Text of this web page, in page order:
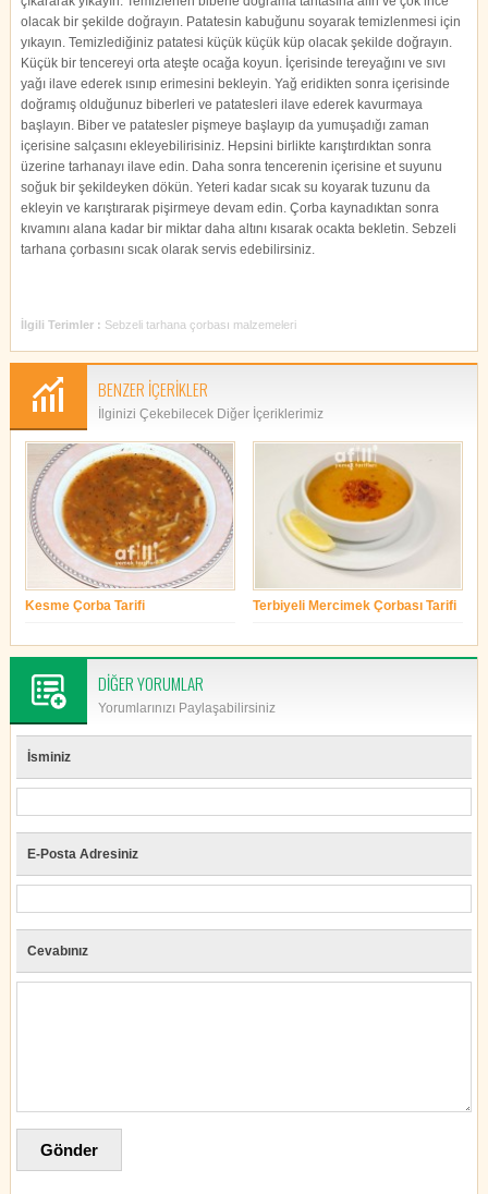
olacak bir şekilde doğrayın. Patatesin kabuğunu soyarak temizlenmesi için
yıkayın. Temizlediğiniz patatesi küçük küçük küp olacak şekilde doğrayın.
Küçük bir tencereyi orta ateşte ocağa koyun. İçerisinde tereyağını ve sıvı
yağı ilave ederek ısınıp erimesini bekleyin. Yağ eridikten sonra içerisinde
doğramış olduğunuz biberleri ve patatesleri ilave ederek kavurmaya
başlayın. Biber ve patatesler pişmeye başlayıp da yumuşadığı zaman
içerisine salçasını ekleyebilirisiniz. Hepsini birlikte karıştırdıktan sonra
üzerine tarhanayı ilave edin. Daha sonra tencerenin içerisine et suyunu
soğuk bir şekildeyken dökün. Yeteri kadar sıcak su koyarak tuzunu da
ekleyin ve karıştırarak pişirmeye devam edin. Çorba kaynadıktan sonra
kıvamını alana kadar bir miktar daha altını kısarak ocakta bekletin. Sebzeli
tarhana çorbasını sıcak olarak servis edebilirsiniz.
İlgili Terimler : Sebzeli tarhana çorbası malzemeleri
BENZER İÇERİKLER
İlginizi Çekebilecek Diğer İçeriklerimiz
Kesme Çorba Tarifi
Terbiyeli Mercimek Çorbası Tarifi
DİĞER YORUMLAR
Yorumlarınızı Paylaşabilirsiniz
İsminiz
E-Posta Adresiniz
Cevabınız